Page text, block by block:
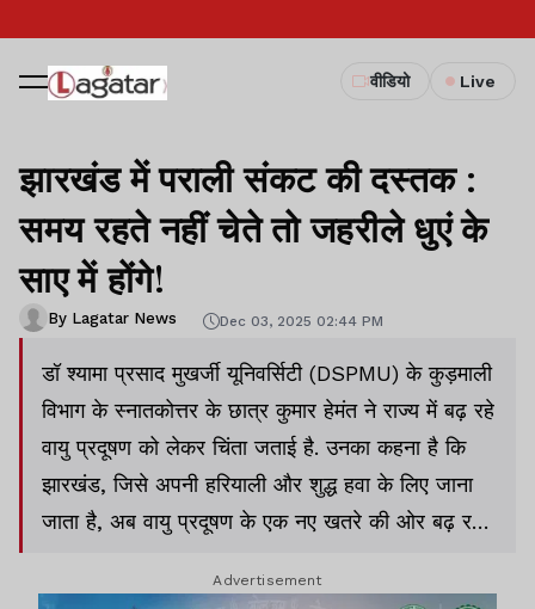
वीडियो Live
झारखंड में पराली संकट की दस्तक :
समय रहते नहीं चेते तो जहरीले धुएं के
साए में होंगे!
By Lagatar News Dec 03, 2025 02:44 PM
डॉ श्यामा प्रसाद मुखर्जी यूनिवर्सिटी (DSPMU) के कुड़माली
विभाग के स्नातकोत्तर के छात्र कुमार हेमंत ने राज्य में बढ़ रहे
वायु प्रदूषण को लेकर चिंता जताई है. उनका कहना है कि
झारखंड, जिसे अपनी हरियाली और शुद्ध हवा के लिए जाना
जाता है, अब वायु प्रदूषण के एक नए खतरे की ओर बढ़ रहा
पराली को जलाने की घटनाएं धीरे-धीरे बढ़ने लगी हैं.
Advertisement